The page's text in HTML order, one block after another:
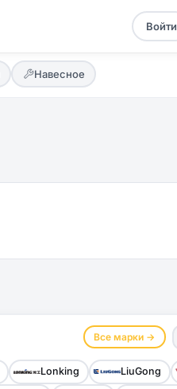
Войти
Навесное
Все марки →
Lonking LiuGong